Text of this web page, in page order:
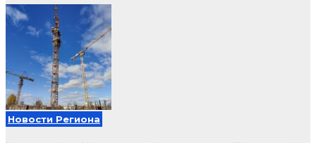
Новости Региона